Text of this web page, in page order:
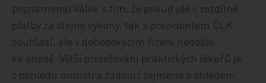
poznamenal Válek s tím, že pokud jde o rozdílné
platby za stejné výkony, tak s prezidentem ČLK
souhlasí, ale v dohodovacím řízení nedošlo
ke shodě. Větší protežování praktických lékařů je
z pohledu ministra žádoucí zejména s ohledem